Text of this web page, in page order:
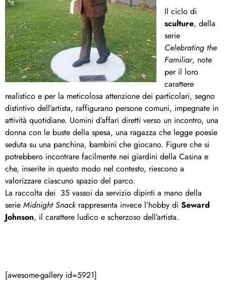
Il ciclo di
sculture, della
serie
Celebrating the
Familiar, note
per il loro
carattere
realistico e per la meticolosa attenzione dei particolari, segno
distintivo dell’artista, raffigurano persone comuni, impegnate in
attività quotidiane. Uomini d’affari diretti verso un incontro, una
donna con le buste della spesa, una ragazza che legge poesie
seduta su una panchina, bambini che giocano. Figure che si
potrebbero incontrare facilmente nei giardini della Casina e
che, inserite in questo modo nel contesto, riescono a
valorizzare ciascuno spazio del parco.
La raccolta dei 35 vassoi da servizio dipinti a mano della
serie MidnightSnack rappresenta invece l’hobby di Seward
Johnson, il carattere ludico e scherzoso dell’artista.
[awesome-gallery id=5921]